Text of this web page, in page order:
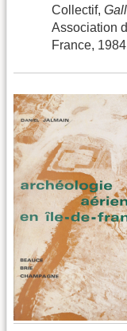
Collectif,
Association
France,